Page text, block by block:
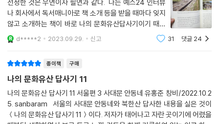
/ 벽수산장과 박노수미술관 / 세종마루 정자에서 / 이상과 구본웅 / 필운대
/ 필운대 풍류 / 내 가슴속의 인왕산
초등학교와 교동초등학교 / 『조선중앙일보』와 여운형 / 백인제 가옥 / 백
인제의 백병원과 출판사 수선사 / 가회동성당 / 현상윤 집터 / 취운정 터와
유길준의 『서유견문』 / 맹현의 맹사성 집터 / 「북촌: 열한 집의 오래된 기
억」의 맹현댁 / 개량형 한옥의 등장 / 가회동 31번지 / 건축왕 정세권
선정한 것은 우연이자 필연과 같다. 나는 예스24 인터뷰
나 회사에서 독서매니아로 책 소개 등을 받을 때마다 잊지
않고 소개하는 책이 바로 나의 문화유산답사기이기 때문
이다. 왜 이 책을 최애의 책으로 꼽는가? "진정한 국제인
이란 단순이 언어를 잘 하는 사람이 아닌 자신이 태어난
d*****2 2023.09.29. 신고 31 댓글 24
종이책 구매
나의 문화유산 답사기 11
나의 문화유산 답사기 11 서울편 3 사대문 안동네 유홍준 창비/2022.10.2
5. sanbaram 서울의 사대문 안동네와 북한산 답사한 내용을 실은 것이
＜나의 문화유산 답사기 11＞이다. 저자가 태어나고 자란 곳이기에 어렸을